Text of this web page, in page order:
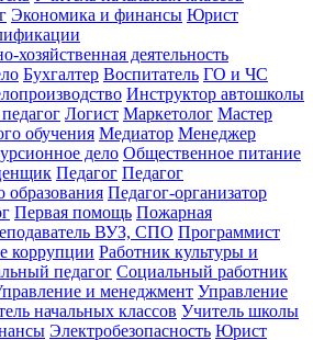
Экономика и финансы Юрист
хозяйственная деятельность
Бухгалтер Воспитатель ГО и ЧС
Инструктор автошколы
Логист Маркетолог Мастер
обучения Медиатор Менеджер
дело Общественное питание
Педагог Педагог
образования Педагог-организатор
Первая помощь Пожарная
ВУЗ, СПО Программист
коррупции Работник культуры и
педагог Социальный работник
и менеджмент Управление
начальных классов Учитель школы
Электробезопасность Юрист